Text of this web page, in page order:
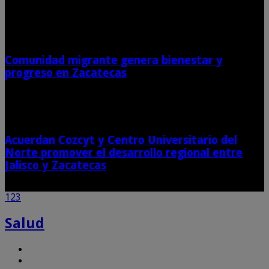
Comunidad migrante genera bienestar y
progreso en Zacatecas
Acuerdan Cozcyt y Centro Universitario del
Norte promover el desarrollo regional entre
Jalisco y Zacatecas
12 mayo, 2026
1 23
Salud